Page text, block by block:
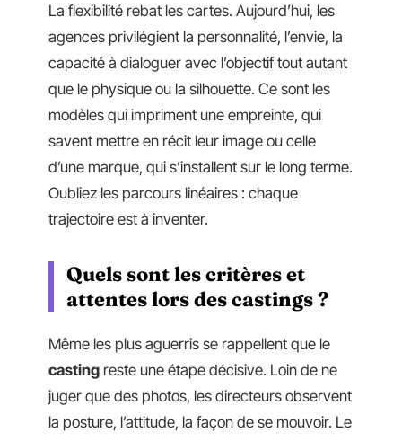
La flexibilité rebat les cartes. Aujourd’hui, les
agences privilégient la personnalité, l’envie, la
capacité à dialoguer avec l’objectif tout autant
que le physique ou la silhouette. Ce sont les
modèles qui impriment une empreinte, qui
savent mettre en récit leur image ou celle
d’une marque, qui s’installent sur le long terme.
Oubliez les parcours linéaires : chaque
trajectoire est à inventer.
Quels sont les critères et
attentes lors des castings ?
Même les plus aguerris se rappellent que le
casting reste une étape décisive. Loin de ne
juger que des photos, les directeurs observent
la posture, l’attitude, la façon de se mouvoir. Le